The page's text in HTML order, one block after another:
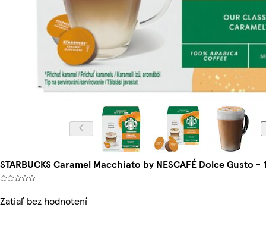
STARBUCKS Caramel Macchiato by NESCAFÉ Dolce Gusto -
Zatiaľ bez hodnotení